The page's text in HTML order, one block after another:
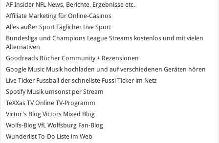
AF Insider NFL News, Berichte, Ergebnisse etc.
Affiliate Marketing für Online-Casinos
Alles außer Sport Täglicher Live Sport
Bundesliga und Champions League Streams kostenlos und mit vielen
Alternativen
Goodreads Bücher Community + Rezensionen
Google Music Musik hochladen und auf verschiedenen Geräten hören
Live Ticker Fussball
der schnellste Fussi Ticker im Netz
SpotifyMusik umsonst per Stream
TeXXas TVOnline TV-Programm
Victor's Blog Victors Mixed Blog
Wolfs-Blog VfL Wolfsburg Fan-Blog
Wunderlist To-Do Liste im Web